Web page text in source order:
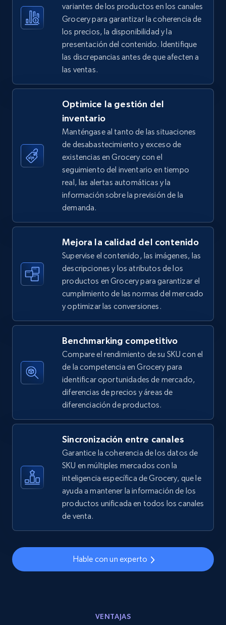
TikTok Shop - Collect TikTok shop products
by keywords search
URL, Title, Available, Description, Currency, Initial
price, Final price, Discount percent, and more.
TikTok Shop - discover records by shop url
URL, Title, Available, Description, Currency, Initial
price, Final price, Discount percent, and more.
668+ Comenzar ahora
Seller id, URL, Seller name, Description, Detailed
info, Stars, Feedbacks, Return policy, and more.
2.5K+
URL, Product id, Title, Seller name, Seller rating,
Seller reviews, Breadcrumbs, Root category, and
more.
359+ Comenzar ahora
eBay - Gather data on products using
specified keywords
URL, Product id, Title, Seller name, Seller rating,
Seller reviews, Breadcrumbs, Root category, and
2.5K+ 359+ Comenzar ahora
variantes de los productos en los canales
Grocery para garantizar la coherencia de
los precios, la disponibilidad y la
presentación del contenido. Identifique
las discrepancias antes de que afecten a
las ventas.
Optimice la gestión del
inventario
Manténgase al tanto de las situaciones
de desabastecimiento y exceso de
existencias en Grocery con el
seguimiento del inventario en tiempo
real, las alertas automáticas y la
información sobre la previsión de la
demanda.
Mejora la calidad del contenido
Supervise el contenido, las imágenes, las
descripciones y los atributos de los
productos en Grocery para garantizar el
cumplimiento de las normas del mercado
y optimizar las conversiones.
Benchmarking competitivo
Compare el rendimiento de su SKU con el
de la competencia en Grocery para
identificar oportunidades de mercado,
diferencias de precios y áreas de
diferenciación de productos.
Sincronización entre canales
Garantice la coherencia de los datos de
SKU en múltiples mercados con la
inteligencia específica de Grocery, que le
ayuda a mantener la información de los
productos unificada en todos los canales
de venta.
Hable con un experto
VENTAJAS